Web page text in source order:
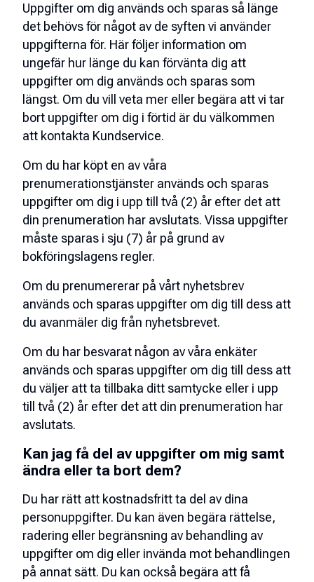
Uppgifter om dig används och sparas så länge
det behövs för något av de syften vi använder
uppgifterna för. Här följer information om
ungefär hur länge du kan förvänta dig att
uppgifter om dig används och sparas som
längst. Om du vill veta mer eller begära att vi tar
bort uppgifter om dig i förtid är du välkommen
att kontakta Kundservice.
Om du har köpt en av våra
prenumerationstjänster används och sparas
uppgifter om dig i upp till två (2) år efter det att
din prenumeration har avslutats. Vissa uppgifter
måste sparas i sju (7) år på grund av
bokföringslagens regler.
Om du prenumererar på vårt nyhetsbrev
används och sparas uppgifter om dig till dess att
du avanmäler dig från nyhetsbrevet.
Om du har besvarat någon av våra enkäter
används och sparas uppgifter om dig till dess att
du väljer att ta tillbaka ditt samtycke eller i upp
till två (2) år efter det att din prenumeration har
avslutats.
Kan jag få del av uppgifter om mig samt
ändra eller ta bort dem?
Du har rätt att kostnadsfritt ta del av dina
personuppgifter. Du kan även begära rättelse,
radering eller begränsning av behandling av
uppgifter om dig eller invända mot behandlingen
på annat sätt. Du kan också begära att få